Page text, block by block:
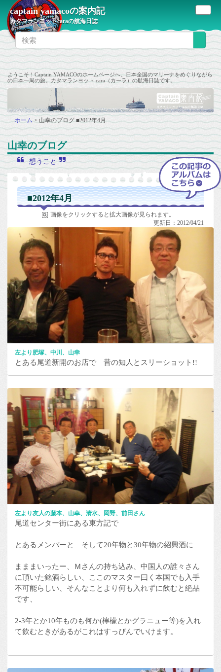
captain yamacoの案内記
カタマランヨットcaraの航海日誌
ようこそ！Captain YAMACOのホームページへ。日本全国のマリーナをめぐりながら
の日本一周の旅。カタマランヨット cara（カーラ）の航海日誌です。
ホーム > 山幸のブログ■2012年4月
山幸のブログ
想うこと
■2012年4月
画像をクリックすると拡大画像が見られます。
更新日：2012/04/21
左より肥塚、中川、山幸
とある尾道新開のお店で 昔の知人とスリーショット!!
左より友人の藤本、山幸、清水、岡野、前田さん
尾道センター街にある東方記で
とあるメンバーと そして20年物と30年物の紹興酒に
まままいったー、Ｍさんの持ち込み、中国人の誰々さん
に頂いた銘酒らしい、ここのマスター曰く本国でも入手
不可能らしい、そんなことより何も入れずに飲むと絶品
です、
2-3年とか10年ものも何か(檸檬とかグラニュー等)を入れ
て飲むときがあるがこれはすっぴんでいけます。